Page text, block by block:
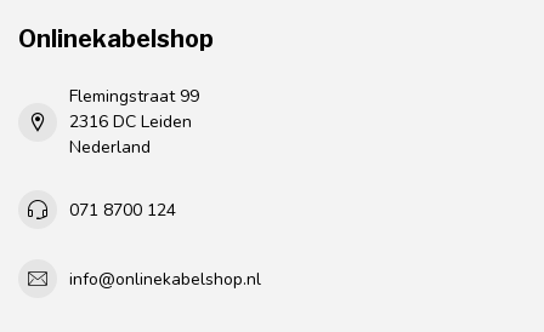
Onlinekabelshop
Flemingstraat 99
2316 DC Leiden
Nederland
071 8700 124
info@onlinekabelshop.nl